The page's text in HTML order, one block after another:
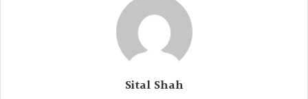
Sital Shah